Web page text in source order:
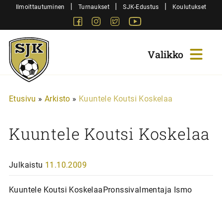
SiirryIlmoittautuminen | Turnaukset | SJK-Edustus | Koulutukset
FacebookInstagram
Twitter
Sjk-
Juniorit
Etusivu » Arkisto » Kuuntele Koutsi Koskelaa
Kuuntele Koutsi Koskelaa
Julkaistu 11.10.2009
Kuuntele Koutsi KoskelaaPronssivalmentaja Ismo